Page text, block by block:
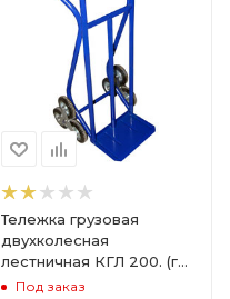
Тележка грузовая
двухколесная
лестничная КГЛ 200. (г/
п 200 кг), без колёс
Под заказ